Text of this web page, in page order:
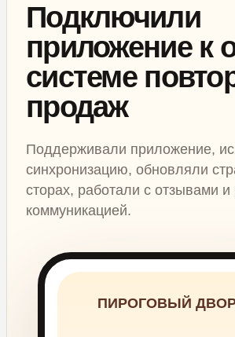
Подключили
приложение к
системе
продаж
Поддерживали приложение,
синхронизацию, обновляли
сторах, работали с отзывами и
коммуникацией.
ПИРОГОВЫЙ